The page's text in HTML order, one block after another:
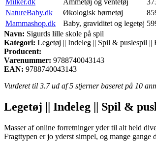
NatureBaby.dk
Økologisk børnetøj
Mammashop.dk
Baby, graviditet og legetøj
Navn: Sigurds lille skole på spil
Kategori: Legetøj || Indeleg || Spil & puslespil ||
Producent:
Varenummer: 9788740043143
EAN: 9788740043143
Vurderet til 3.7ud af 5 stjerner baseret på 10
Legetøj || Indeleg || Spil &
Masser af online forretninger yder til alt held
Fragttypen er jo yderst simpel, og mange